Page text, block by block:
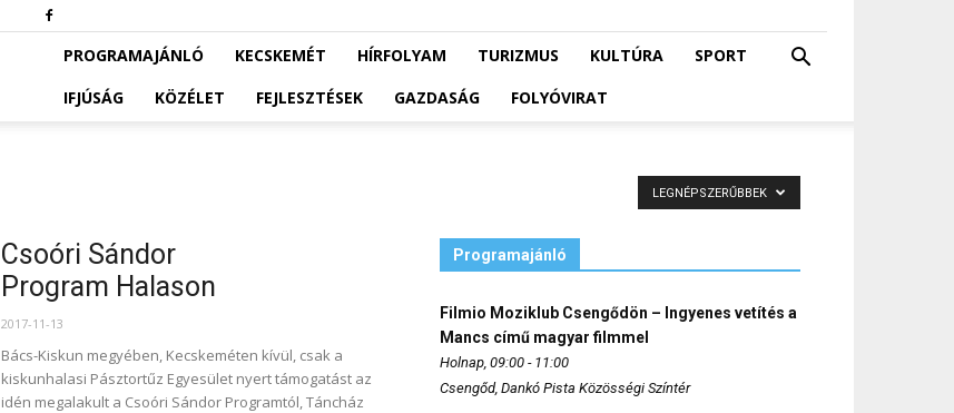
PROGRAMAJÁNLÓ KECSKEMÉT HÍRFOLYAM TURIZMUS KULTÚRA
SPORT
IFJÚSÁG
KÖZÉLET FEJLESZTÉSEK GAZDASÁG FOLYÓVIRAT
LEGNÉPSZERŰBBEK
Csoóri Sándor
Program Halason
2017-11-13
Bács-Kiskun megyében, Kecskeméten kívül, csak a
kiskunhalasi Pásztortűz Egyesület nyert támogatást az
idén megalakult a Csoóri Sándor Programtól, Táncház
Programajánló
Filmio Moziklub Csengődön – Ingyenes vetítés a
Mancs című magyar filmmel
Holnap, 09:00 - 11:00
Csengőd, Dankó Pista Közösségi Színtér